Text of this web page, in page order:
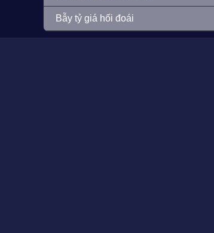
Bẫy tỷ giá hối đoái